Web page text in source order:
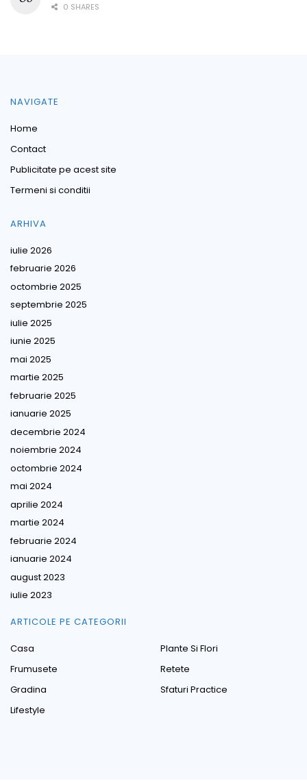
0 SHARES
NAVIGATE
Home
Contact
Publicitate pe acest site
Termeni si conditii
ARHIVA
iulie 2026
februarie 2026
octombrie 2025
septembrie 2025
iulie 2025
iunie 2025
mai 2025
martie 2025
februarie 2025
ianuarie 2025
decembrie 2024
noiembrie 2024
octombrie 2024
mai 2024
aprilie 2024
martie 2024
februarie 2024
ianuarie 2024
august 2023
iulie 2023
ARTICOLE PE CATEGORII
Casa
Frumusete
Gradina
Lifestyle
Plante Si Flori
Retete
Sfaturi Practice